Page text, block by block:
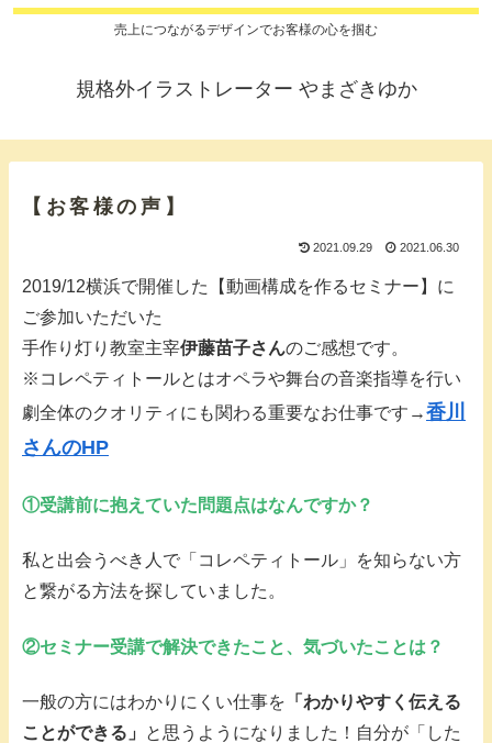
売上につながるデザインでお客様の心を掴む
規格外イラストレーター やまざきゆか
【お客様の声】
2021.09.29 2021.06.30
2019/12横浜で開催した【動画構成を作るセミナー】に
ご参加いただいた
手作り灯り教室主宰伊藤苗子さんのご感想です。
※コレペティトールとはオペラや舞台の音楽指導を行い
劇全体のクオリティにも関わる重要なお仕事です→香川
さんのHP
①受講前に抱えていた問題点はなんですか？
私と出会うべき人で「コレペティトール」を知らない方
と繋がる方法を探していました。
②セミナー受講で解決できたこと、気づいたことは？
一般の方にはわかりにくい仕事を 「わかりやすく伝える
ことができる」
と思うようになりました！自分が「した